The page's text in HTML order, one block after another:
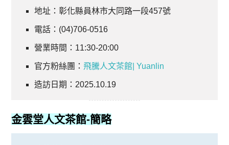
地址：彰化縣員林市大同路一段457號
電話：(04)706-0516
營業時間：11:30-20:00
官方粉絲團：飛騰人文茶館| Yuanlin
造訪日期：2025.10.19
金雲堂人文茶館-簡略